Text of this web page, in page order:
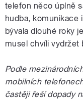
telefon něco úplně
hudba, komunikace
bývala dlouhé roky
musel chvíli vydržet
Podle
mobilních
častěji řeší dopady